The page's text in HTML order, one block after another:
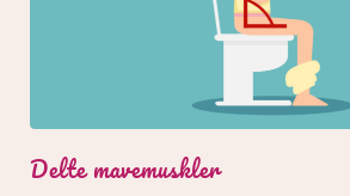
Delte mavemuskler